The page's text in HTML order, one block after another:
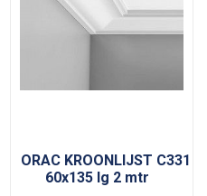
ORAC KROONLIJST C331
60x135 lg 2 mtr